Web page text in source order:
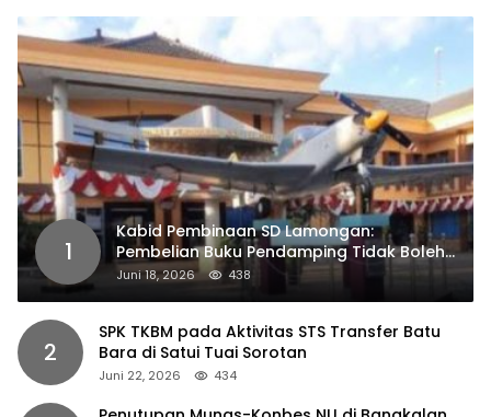
1
Kabid Pembinaan SD Lamongan:
Pembelian Buku Pendamping Tidak Boleh
Dipaksakan
Juni 18, 2026 438
2
SPK TKBM pada Aktivitas STS Transfer Batu
Bara di Satui Tuai Sorotan
Juni 22, 2026 434